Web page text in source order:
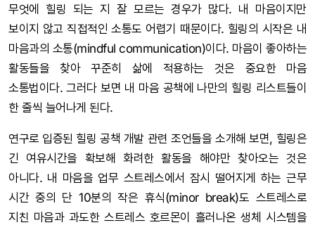
무엇에 힐링 되는 지 잘 모르는 경우가 많다. 내 마음이지만
보이지 않고 직접적인 소통도 어렵기 때문이다. 힐링의 시작은 내
마음과의 소통(mindful communication)이다. 마음이 좋아하는
활동들을 찾아 꾸준히 삶에 적용하는 것은 중요한 마음
소통법이다. 그러다 보면 내 마음 공책에 나만의 힐링 리스트들이
한 줄씩 늘어나게 된다.
연구로 입증된 힐링 공책 개발 관련 조언들을 소개해 보면, 힐링은
긴 여유시간을 확보해 화려한 활동을 해야만 찾아오는 것은
아니다. 내 마음을 업무 스트레스에서 잠시 떨어지게 하는 근무
시간 중의 단 10분의 작은 휴식(minor break)도 스트레스로
지친 마음과 과도한 스트레스 호르몬이 흘러나온 생체 시스템을